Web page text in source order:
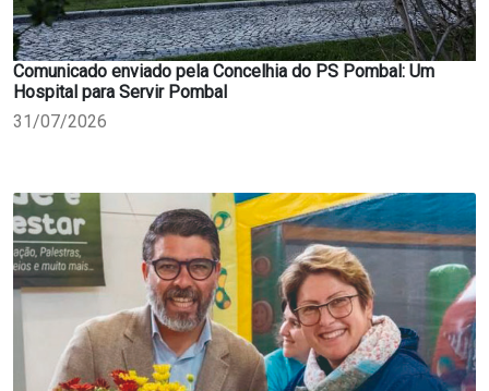
Comunicado enviado pela Concelhia do PS Pombal: Um
Hospital para Servir Pombal
31/07/2026